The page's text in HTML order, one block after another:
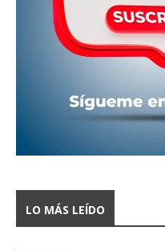
LO MÁS LEÍDO